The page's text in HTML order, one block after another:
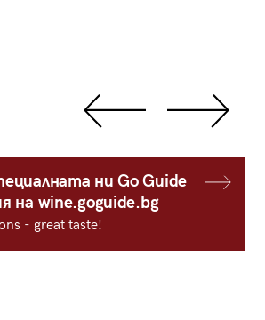
ни Go Guide
на wine.goguide.bg
- great taste!